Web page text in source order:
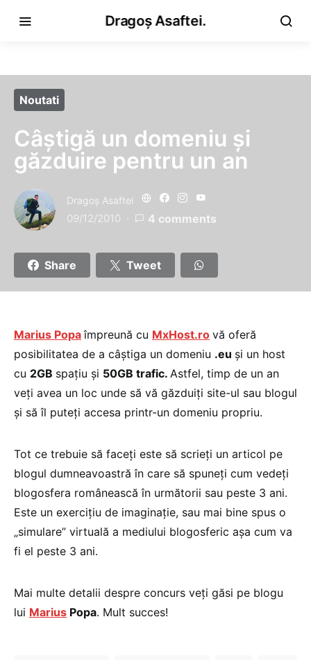
Dragoș Asaftei.
Noutati
Câştigă un domeniu şi
găzduire pentru un an
Dragoş Asaftei
09/12/2010 4 comments
Share Tweet
Marius Popa împreună cu MxHost.ro vă oferă
posibilitatea de a câştiga un domeniu .eu şi un host
cu 2GB spaţiu şi 50GB trafic. Astfel, timp de un an
veţi avea un loc unde să vă găzduiţi site-ul sau blogul
şi să îl puteţi accesa printr-un domeniu propriu.
Tot ce trebuie să faceţi este să scrieţi un articol pe
blogul dumneavoastră în care să spuneţi cum vedeţi
blogosfera românească în următorii sau peste 3 ani.
Este un exerciţiu de imaginaţie, sau mai bine spus o
„simulare” virtuală a mediului blogosferic aşa cum va
fi el peste 3 ani.
Mai multe detalii despre concurs veţi găsi pe blogu
lui Marius Popa. Mult succes!